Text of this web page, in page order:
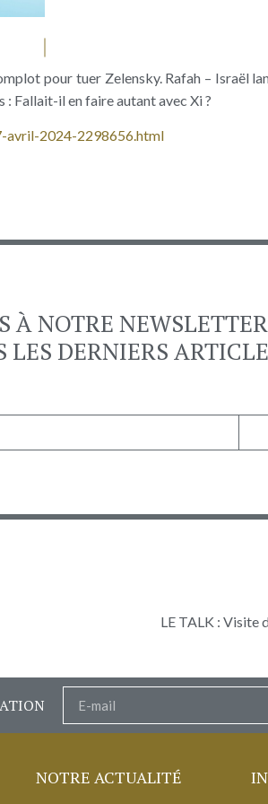
pour tuer Zelensky. Rafah – Israël
: Fallait-il en faire autant avec Xi ?
2024-2298656.html
À NOTRE NEWSLETTER
LES DERNIERS
LE TALK : Visite
NOTRE ACTUALITÉ